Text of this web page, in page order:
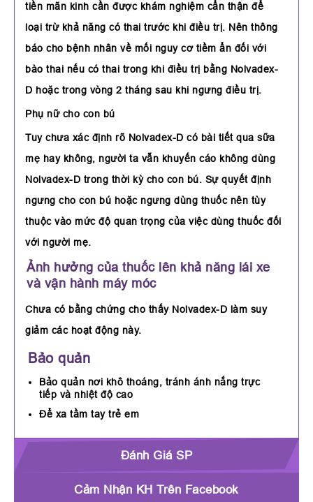
tiền mãn kinh cần được khám nghiệm cẩn thận để
loại trừ khả năng có thai trước khi điều trị. Nên thông
báo cho bệnh nhân về mối nguy cơ tiềm ẩn đối với
bào thai nếu có thai trong khi điều trị bằng Nolvadex-
D hoặc trong vòng 2 tháng sau khi ngưng điều trị.
Phụ nữ cho con bú
Tuy chưa xác định rõ Nolvadex-D có bài tiết qua sữa
mẹ hay không, người ta vẫn khuyến cáo không dùng
Nolvadex-D trong thời kỳ cho con bú. Sự quyết định
ngưng cho con bú hoặc ngưng dùng thuốc nên tùy
thuộc vào mức độ quan trọng của việc dùng thuốc đối
với người mẹ.
Ảnh hưởng của thuốc lên khả năng lái xe
và vận hành máy móc
Chưa có bằng chứng cho thấy Nolvadex-D làm suy
giảm các hoạt động này.
Bảo quản
Bảo quản nơi khô thoáng, tránh ánh nắng trực
tiếp và nhiệt độ cao
Để xa tầm tay trẻ em
Đánh Giá SP
Cảm Nhận KH Trên Facebook